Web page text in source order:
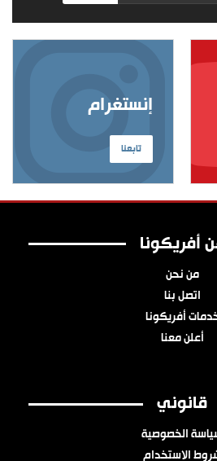
إنستغرام
تابعنا
أفريكونا
من نحن
اتصل بنا
أفريكونا
أعلن معنا
قانوني
الخصوصية
الاستخدام